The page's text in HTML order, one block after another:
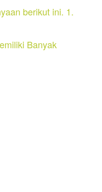
berikut ini. 1.
Banyak